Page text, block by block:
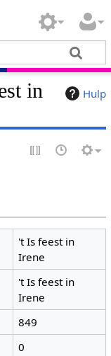
Hulp
in
't Is feest in
Irene
't Is feest in
Irene
849
0